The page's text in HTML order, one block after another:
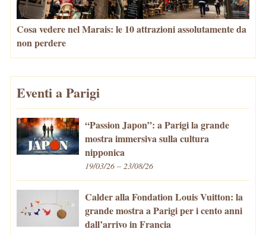
Cosa vedere nel Marais: le 10 attrazioni assolutamente da
non perdere
Eventi a Parigi
“Passion Japon”: a Parigi la grande
mostra immersiva sulla cultura
nipponica
19/03/26 – 23/08/26
Calder alla Fondation Louis Vuitton: la
grande mostra a Parigi per i cento anni
dall’arrivo in Francia